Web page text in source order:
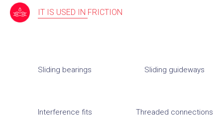
IT IS USED IN FRICTION
Sliding bearings Sliding guideways
Interference fits Threaded connections